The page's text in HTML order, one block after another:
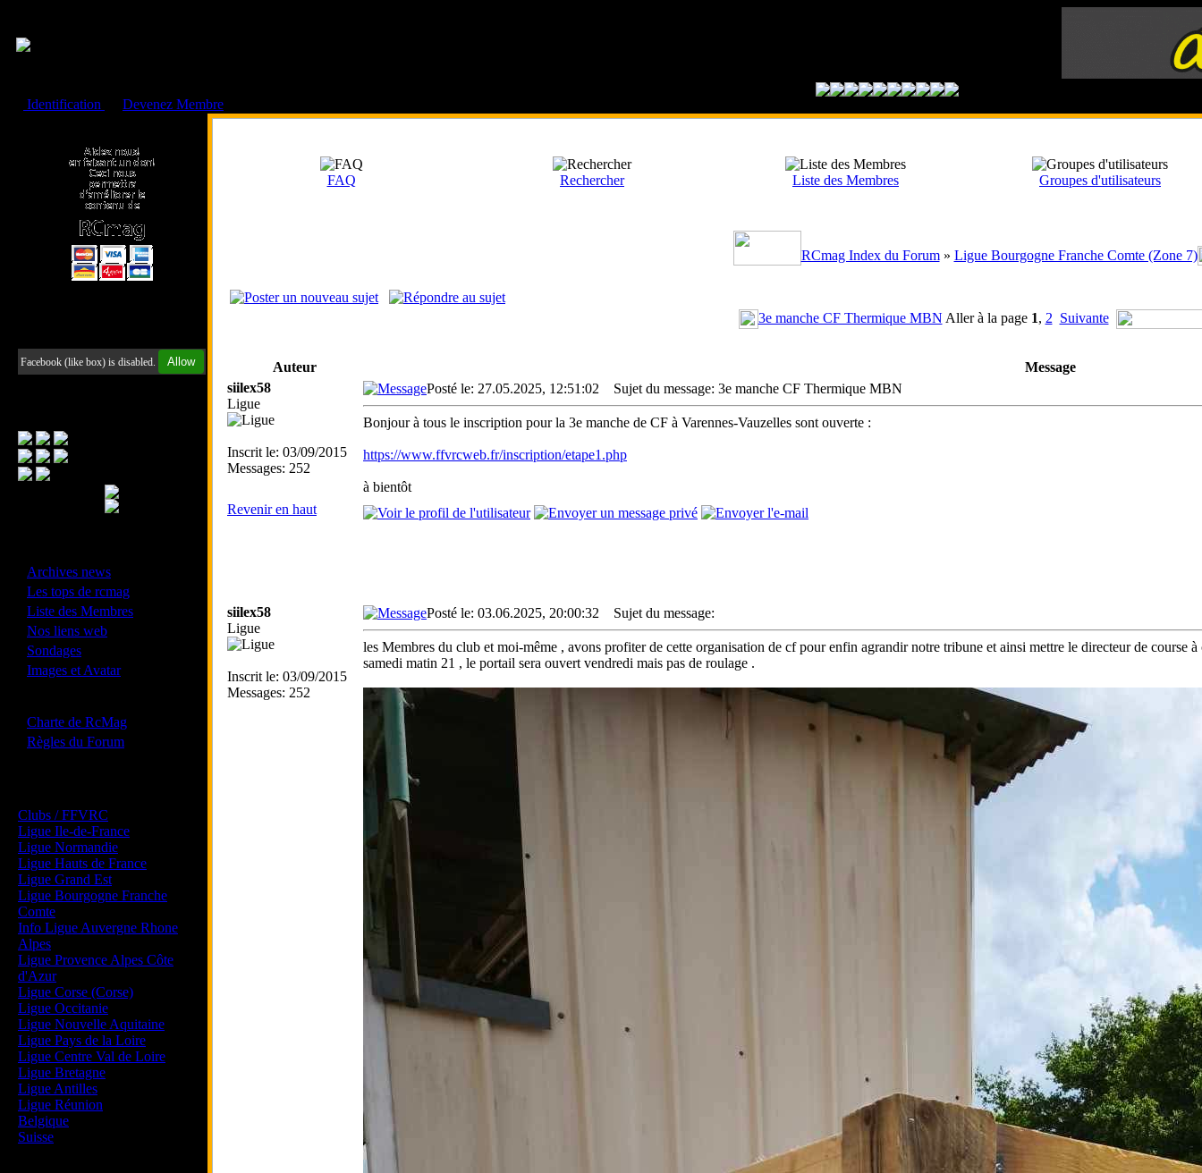
Identification
Devenez Membre
Facebook (like box) is disabled. Allow
Archives news
Les tops de rcmag
Liste des Membres
Nos liens web
Sondages
Images et Avatar
Charte de RcMag
Règles du Forum
Clubs / FFVRC
Ligue Ile-de-France
Ligue Normandie
Ligue Hauts de France
Ligue Grand Est
Ligue Bourgogne Franche
Comte
Info Ligue Auvergne Rhone
Alpes
Ligue Provence Alpes Côte
d'Azur
Ligue Corse (Corse)
Ligue Occitanie
Ligue Nouvelle Aquitaine
Ligue Pays de la Loire
Ligue Centre Val de Loire
Ligue Bretagne
Ligue Antilles
Ligue Réunion
Belgique
Suisse
FAQ Rechercher Liste des Membres Groupes d'utilisateurs
RCmag Index du Forum» Ligue Bourgogne Franche Comte (Zone 7)
3e manche CF Thermique MBN Aller à la page 1, 2 Suivante
Auteur
Message
siilex58
Ligue
Inscrit le: 03/09/2015
Messages: 252
Posté le: 27.05.2025, 12:51:02 Sujet du message: 3e manche CF Thermique MBN
Bonjour à tous le inscription pour la 3e manche de CF à Varennes-Vauzelles sont ouverte :
https://www.ffvrcweb.fr/inscription/etape1.php
à bientôt
Revenir en haut
siilex58
Ligue
Inscrit le: 03/09/2015
Messages: 252
Posté le: 03.06.2025, 20:00:32 Sujet du message:
les Membres du club et moi-même , avons profiter de cette organisation de cf pour enfin agrandir notre tribune et ainsi mettre le directeur de course
samedi matin 21 , le portail sera ouvert vendredi mais pas de roulage .